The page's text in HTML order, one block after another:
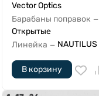
Vector Optics
Барабаны поправок —
Открытые
Линейка — NAUTILUS
В корзину